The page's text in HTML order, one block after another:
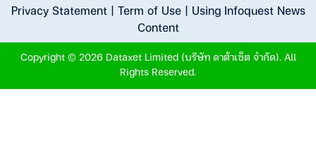
Privacy Statement| Term of Use| Using Infoquest News
Content
Copyright © 2026 Dataxet Limited (บริษัท ดาต้าเซ็ต จำกัด). All
Rights Reserved.